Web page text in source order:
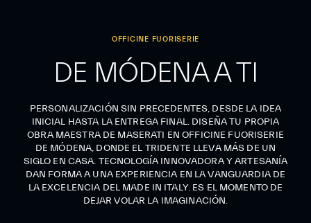
OFFICINE FUORISERIE
DE MÓDENA A TI
PERSONALIZACIÓN SIN PRECEDENTES, DESDE LA IDEA
INICIAL HASTA LA ENTREGA FINAL. DISEÑA TU PROPIA
OBRA MAESTRA DE MASERATI EN OFFICINE FUORISERIE
DE MÓDENA, DONDE EL TRIDENTE LLEVA MÁS DE UN
SIGLO EN CASA. TECNOLOGÍA INNOVADORA Y ARTESANÍA
DAN FORMA A UNA EXPERIENCIA EN LA VANGUARDIA DE
LA EXCELENCIA DEL MADE IN ITALY. ES EL MOMENTO DE
DEJAR VOLAR LA IMAGINACIÓN.